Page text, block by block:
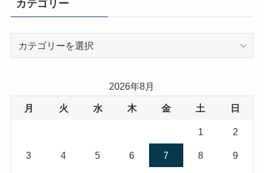
カテゴリー
ー
2026年8月
月 火 水 木 金 土 日
1 2
3 4 5 6 7 8 9